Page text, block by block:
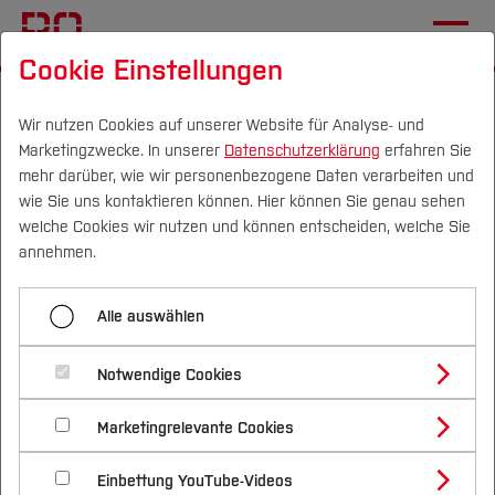
Campus Personen DE|EN Quicklinks
Studium
Studienangebote
Bachelorstudiengänge
Masterstudiengänge
Vor dem Studium
Bewerben & Einschreiben
Bewerbungsportal
Im Studium
Studienbüros und Prüfungen
Nach dem Studium
Forschung & Transfer
Profil
Forschungs- und Transferprofil
Schwerpunkte (FuT)
Beratung & Förderung
Nachhaltigkeit
Nachhaltigkeit studieren
International
Alumni-Galerie
Menü aufklappen
Ansprechpartner
Unsere Angebote
Gründungsportraits
Alumni-Galerie
Alumni-Galerie
Cookie Einstellungen
Wir nutzen Cookies auf unserer Website für Analyse- und
Marketingzwecke. In unserer Datenschutzerklärung erfahren Sie
mehr darüber, wie wir personenbezogene Daten verarbeiten und
wie Sie uns kontaktieren können. Hier können Sie genau sehen
welche Cookies wir nutzen und können entscheiden, welche Sie
annehmen.
Alle auswählen
Notwendige Cookies
Marketingrelevante Cookies
Einbettung YouTube-Videos